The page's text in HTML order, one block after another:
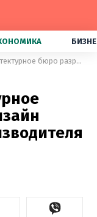
Известное архитектурное бюро разработает дизайн штаб-квартиры производителя смартфонов в Китае